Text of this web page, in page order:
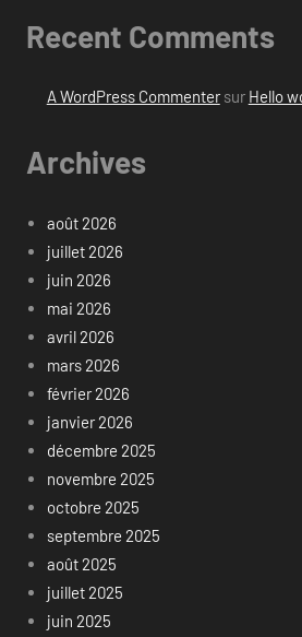
Recent Comments
A WordPress Commentersur Hello
Archives
août 2026
juillet 2026
juin 2026
mai 2026
avril 2026
mars 2026
février 2026
janvier 2026
décembre 2025
novembre 2025
octobre 2025
septembre 2025
août 2025
juillet 2025
juin 2025